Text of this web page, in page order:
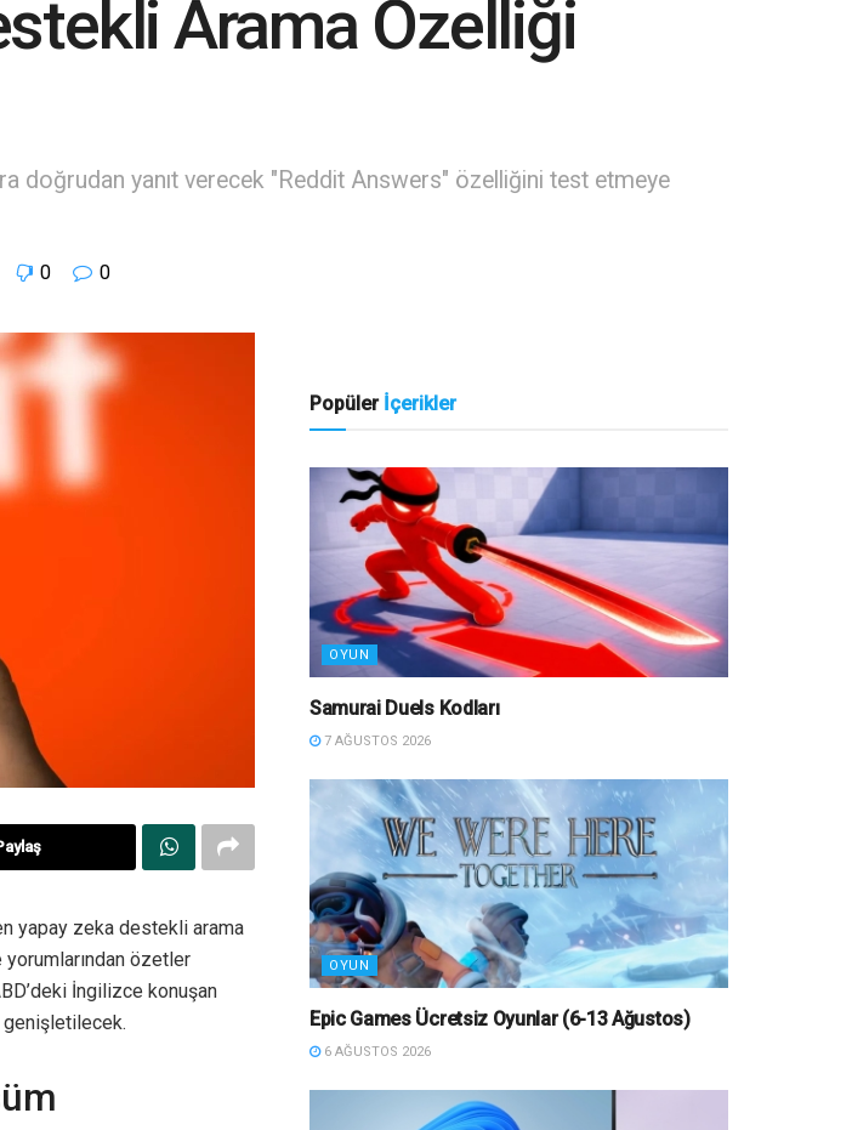
Arama Özelliği
doğrudan yanıt verecek "Reddit Answers" özelliğini test etmeye
0 0
yapay zeka destekli arama
özetler
İngilizce konuşan
genişletilecek.
Popüler İçerikler
OYUN
Samurai Duels Kodları
7 AĞUSTOS 2026
OYUN
Epic Games Ücretsiz Oyunlar (6-13 Ağustos)
6 AĞUSTOS 2026